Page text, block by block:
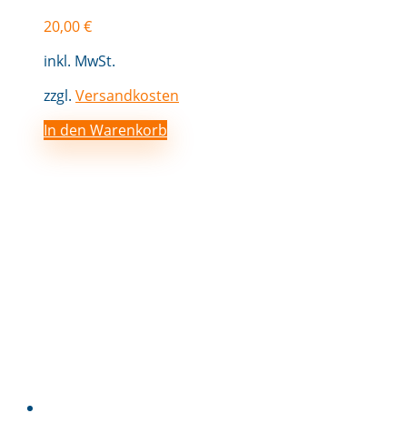
20,00€
inkl. MwSt.
zzgl. Versandkosten
In den Warenkorb